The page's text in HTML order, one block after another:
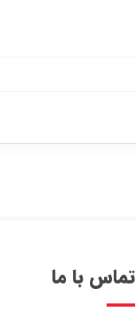
تماس با ما